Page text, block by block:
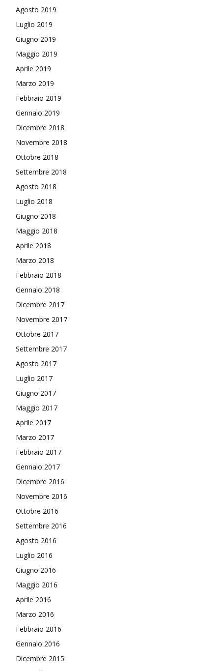
Agosto 2019
Luglio 2019
Giugno 2019
Maggio 2019
Aprile 2019
Marzo 2019
Febbraio 2019
Gennaio 2019
Dicembre 2018
Novembre 2018
Ottobre 2018
Settembre 2018
Agosto 2018
Luglio 2018
Giugno 2018
Maggio 2018
Aprile 2018
Marzo 2018
Febbraio 2018
Gennaio 2018
Dicembre 2017
Novembre 2017
Ottobre 2017
Settembre 2017
Agosto 2017
Luglio 2017
Giugno 2017
Maggio 2017
Aprile 2017
Marzo 2017
Febbraio 2017
Gennaio 2017
Dicembre 2016
Novembre 2016
Ottobre 2016
Settembre 2016
Agosto 2016
Luglio 2016
Giugno 2016
Maggio 2016
Aprile 2016
Marzo 2016
Febbraio 2016
Gennaio 2016
Dicembre 2015